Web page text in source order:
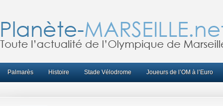
Palmarès Histoire Stade Vélodrome Joueurs de l’OM à l’Euro